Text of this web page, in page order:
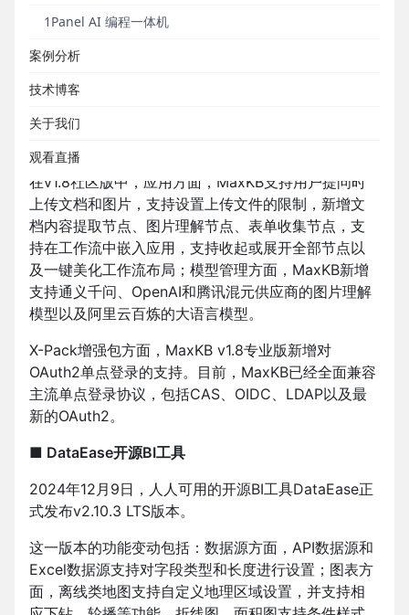
1Panel AI 编程一体机
案例分析
技术博客
关于我们
观看直播
■ MaxKB开源知识库问答系统
2024年12月6日，MaxKB开源知识库问答系统正式发
在v1.8社区版中，应用方面，MaxKB支持用户提问时
上传文档和图片，支持设置上传文件的限制，新增文
档内容提取节点、图片理解节点、表单收集节点，支
持在工作流中嵌入应用，支持收起或展开全部节点以
及一键美化工作流布局；模型管理方面，MaxKB新增
支持通义千问、OpenAI和腾讯混元供应商的图片理解
模型以及阿里云百炼的大语言模型。
X-Pack增强包方面，MaxKB v1.8专业版新增对
OAuth2单点登录的支持。目前，MaxKB已经全面兼容
主流单点登录协议，包括CAS、OIDC、LDAP以及最
新的OAuth2。
■ DataEase开源BI工具
2024年12月9日，人人可用的开源BI工具DataEase正
式发布v2.10.3 LTS版本。
这一版本的功能变动包括：数据源方面，API数据源和
Excel数据源支持对字段类型和长度进行设置；图表方
面，离线类地图支持自定义地理区域设置，并支持相